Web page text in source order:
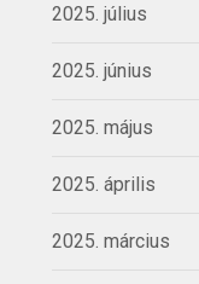
2025. július
2025. június
2025. május
2025. április
2025. március